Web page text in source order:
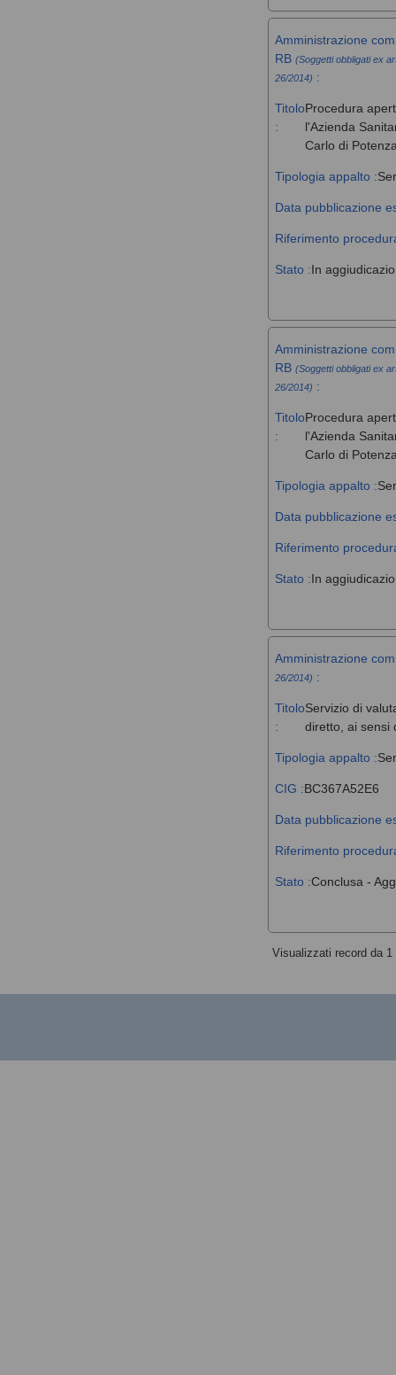
Amministrazione
RB (Soggetti obbligati ex
26/2014) :
Titolo
:
Procedura
l'Azienda
Carlo di
Tipologia appalto :
Data pubblicazione
Riferimento
Stato :In
Amministrazione
RB (Soggetti obbligati ex
26/2014) :
Titolo
:
Procedura
l'Azienda
Carlo di
Tipologia appalto :
Data pubblicazione
Riferimento
Stato :In
Amministrazione
26/2014) :
Titolo
:
Servizio di
diretto, ai sensi
Tipologia appalto :
CIG :BC367A52E6
Data pubblicazione
Riferimento
Stato :Conclusa -
Visualizzati record da 1